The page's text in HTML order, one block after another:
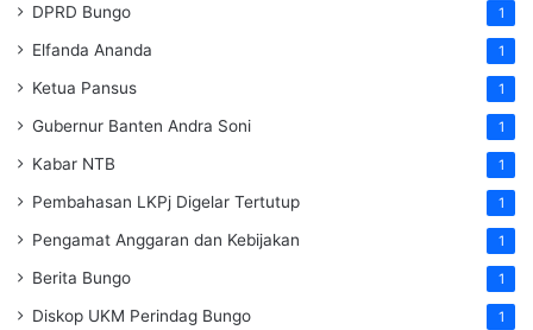
DPRD Bungo 1
Elfanda Ananda 1
Ketua Pansus 1
Gubernur Banten Andra Soni 1
Kabar NTB 1
Pembahasan LKPj Digelar Tertutup 1
Pengamat Anggaran dan Kebijakan 1
Berita Bungo 1
Diskop UKM Perindag Bungo 1